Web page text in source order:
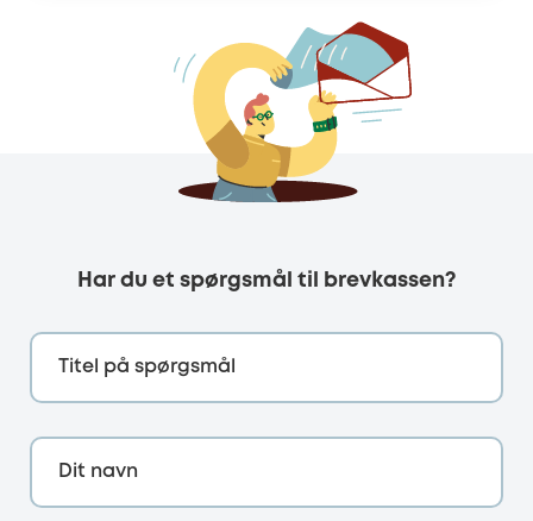
Har du et spørgsmål til brevkassen?
Titel på spørgsmål
Dit navn